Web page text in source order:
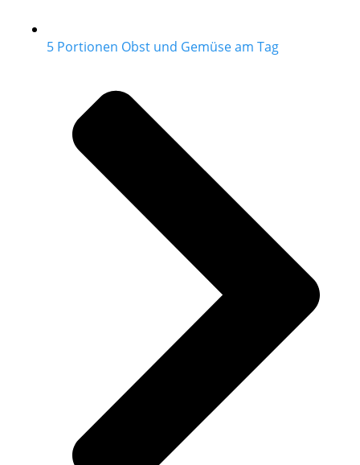
5 Portionen Obst und Gemüse am Tag